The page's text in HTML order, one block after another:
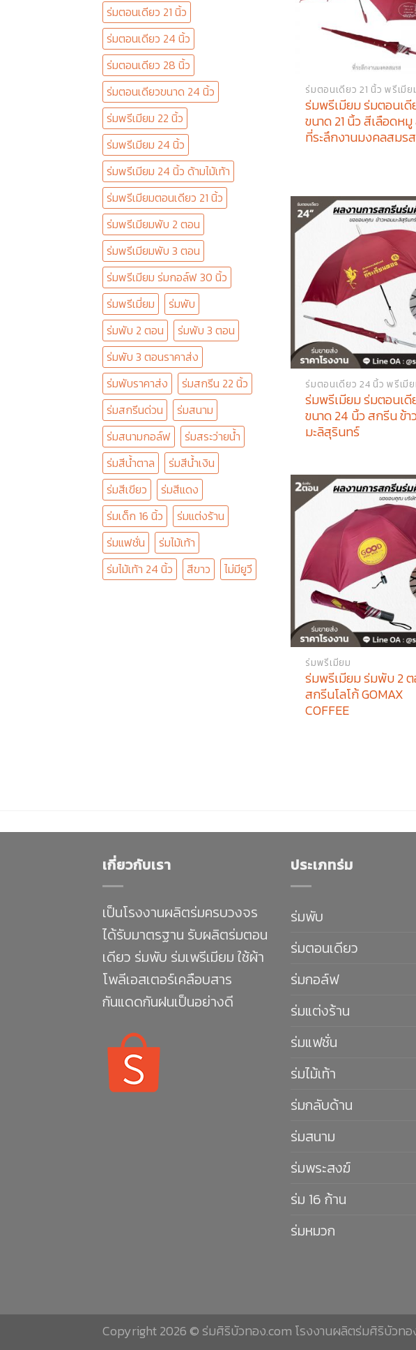
ร่มตอนเดียว 21 นิ้ว
ร่มตอนเดียว 24 นิ้ว
ร่มตอนเดียว 28 นิ้ว
ร่มตอนเดียวขนาด 24 นิ้ว
ร่มพรีเมียม 22 นิ้ว
ร่มพรีเมียม 24 นิ้ว
ร่มพรีเมียม 24 นิ้ว ด้ามไม้เท้า
ร่มพรีเมียมตอนเดียว 21 นิ้ว
ร่มพรีเมียมพับ 2 ตอน
ร่มพรีเมียมพับ 3 ตอน
ร่มพรีเมียม ร่มกอล์ฟ 30 นิ้ว
ร่มพรีเมี่ยม
ร่มพับ
ร่มพับ 2 ตอน
ร่มพับ 3 ตอน
ร่มพับ 3 ตอนราคาส่ง
ร่มพับราคาส่ง
ร่มสกรีน 22 นิ้ว
ร่มสกรีนด่วน
ร่มสนาม
ร่มสนามกอล์ฟ
ร่มสระว่ายน้ำ
ร่มสีน้ำตาล
ร่มสีน้ำเงิน
ร่มสีเขียว
ร่มสีแดง
ร่มเด็ก 16 นิ้ว
ร่มแต่งร้าน
ร่มแฟชั่น
ร่มไม้เท้า
ร่มไม้เท้า 24 นิ้ว
สีขาว ไม่มียูวี
ร่มตอนเดียว 21 นิ้ว พรีเมีย
ร่มพรีเมียม ร่มตอนเดี
ขนาด 21 นิ้ว สีเลือดห
ที่ระลึกงานมงคลสมรส
ร่มตอนเดียว 24 นิ้ว พรีเมี
ร่มพรีเมียม ร่มตอนเดี
ขนาด 24 นิ้ว สกรีน ข้
มะลิสุรินทร์
ร่มพรีเมียม
ร่มพรีเมียม ร่มพับ 2
สกรีนโลโก้ GOMAX
COFFEE
เกี่ยวกับเรา
เป็นโรงงานผลิตร่มครบวงจร
ได้รับมาตรฐาน รับผลิตร่มตอน
เดียว ร่มพับ ร่มเพรีเมียม ใช้ผ้า
โพลีเอสเตอร์เคลือบสาร
กันแดดกันฝนเป็นอย่างดี
ประเภทร่ม
ร่มพับ
ร่มตอนเดียว
ร่มกอล์ฟ
ร่มแต่งร้าน
ร่มแฟชั่น
ร่มไม้เท้า
ร่มกลับด้าน
ร่มสนาม
ร่มพระสงฆ์
ร่ม 16 ก้าน
ร่มหมวก
Copyright 2026 © ร่มศิริบัวทอง.com โรงงานผลิตร่มศิริบัวทอ